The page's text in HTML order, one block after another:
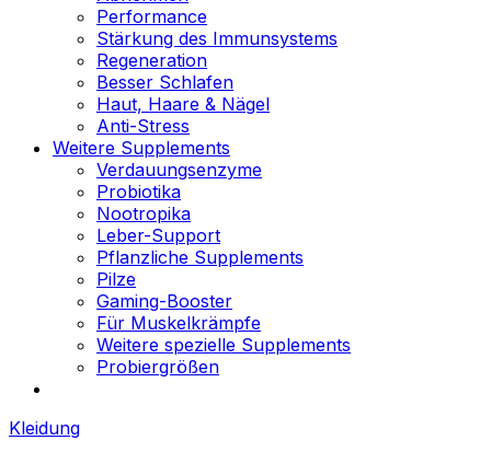
Performance
Stärkung des Immunsystems
Regeneration
Besser Schlafen
Haut, Haare & Nägel
Anti-Stress
Weitere Supplements
Verdauungsenzyme
Probiotika
Nootropika
Leber-Support
Pflanzliche Supplements
Pilze
Gaming-Booster
Für Muskelkrämpfe
Weitere spezielle Supplements
Probiergrößen
Kleidung